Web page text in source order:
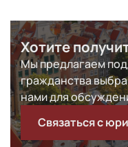
Хотите
Мы предлагаем
гражданства
нами для
Связаться с